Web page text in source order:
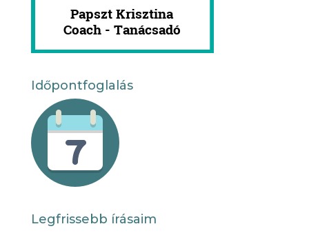
Időpontfoglalás
Legfrissebb írásaim